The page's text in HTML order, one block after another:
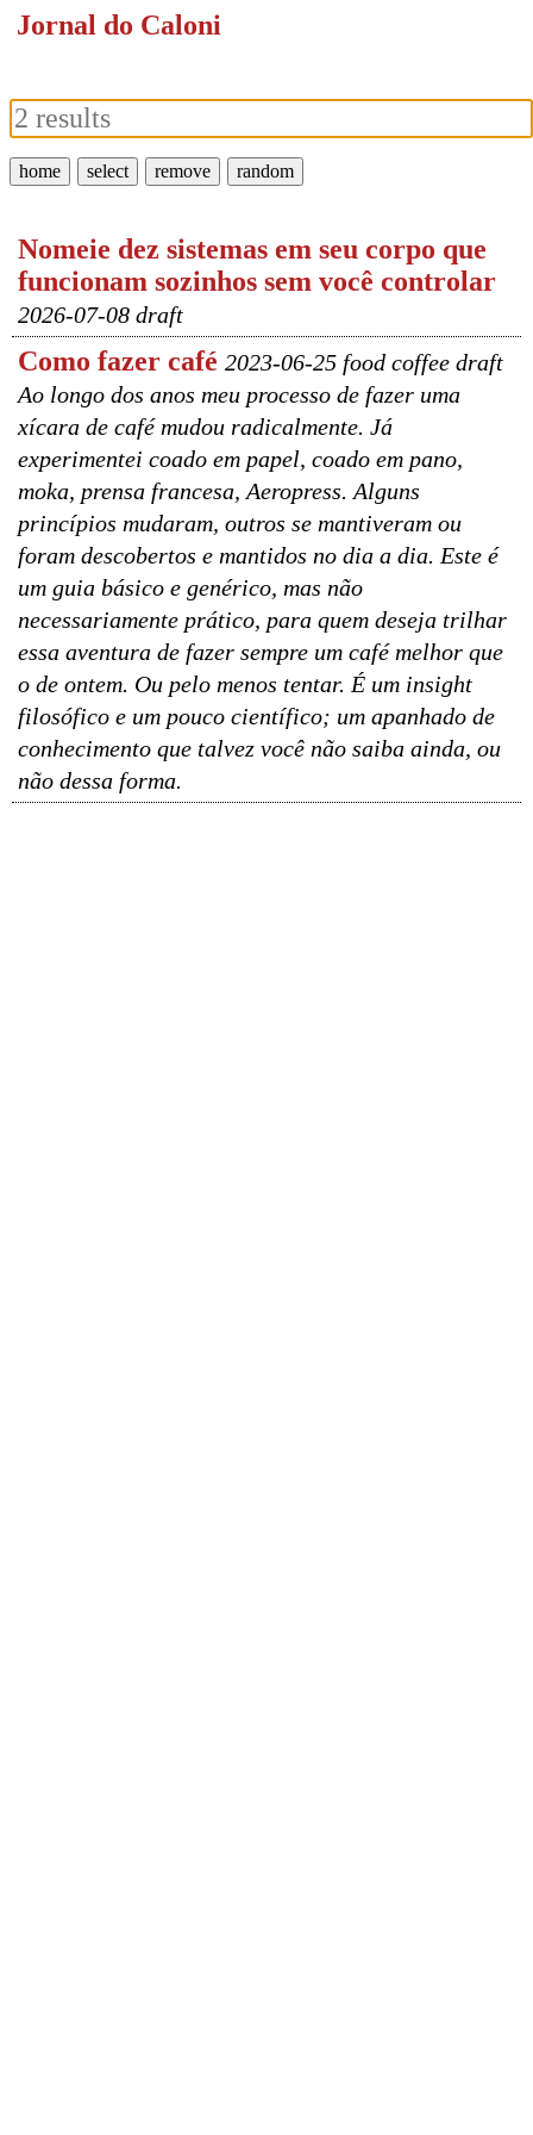
Jornal do Caloni
home select remove random
Nomeie dez sistemas em seu corpo que
funcionam sozinhos sem você controlar
2026-07-08 draft
Como fazer café 2023-06-25 food coffee draft
Ao longo dos anos meu processo de fazer uma
xícara de café mudou radicalmente. Já
experimentei coado em papel, coado em pano,
moka, prensa francesa, Aeropress. Alguns
princípios mudaram, outros se mantiveram ou
foram descobertos e mantidos no dia a dia. Este é
um guia básico e genérico, mas não
necessariamente prático, para quem deseja trilhar
essa aventura de fazer sempre um café melhor que
o de ontem. Ou pelo menos tentar. É um insight
filosófico e um pouco científico; um apanhado de
conhecimento que talvez você não saiba ainda, ou
não dessa forma.